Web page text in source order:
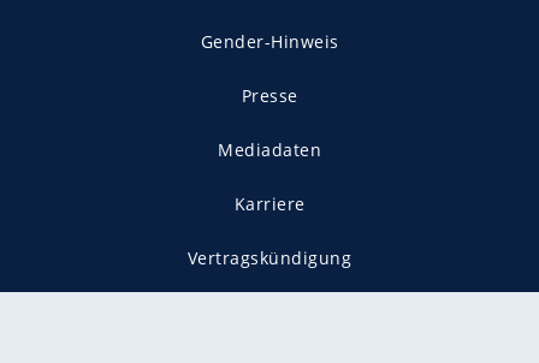
Gender-Hinweis
Presse
Mediadaten
Karriere
Vertragskündigung